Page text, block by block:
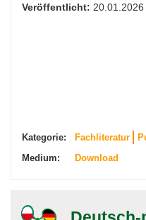
Veröffentlicht: 20.01.2026
Kategorie: Fachliteratur
Medium:
Download